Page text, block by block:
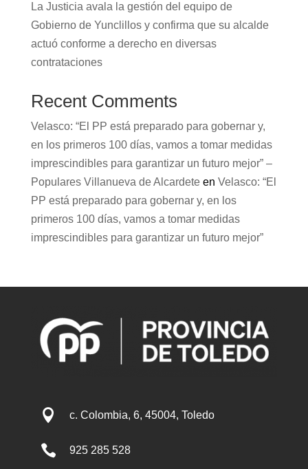
La Justicia avala la gestión del equipo de
Gobierno de Yunclillos y confirma que su alcalde
actuó conforme a derecho en diversas
contrataciones
Recent Comments
Velasco: “El PP está preparado para gobernar y,
en los primeros 100 días, vamos a tomar medidas
imprescindibles para garantizar un futuro mejor” –
Populares Villanueva de Alcardeteen Velasco: “El
PP está preparado para gobernar y, en los
primeros 100 días, vamos a tomar medidas
imprescindibles para garantizar un futuro mejor”
 c. Colombia, 6, 45004, Toledo
 925 285 528